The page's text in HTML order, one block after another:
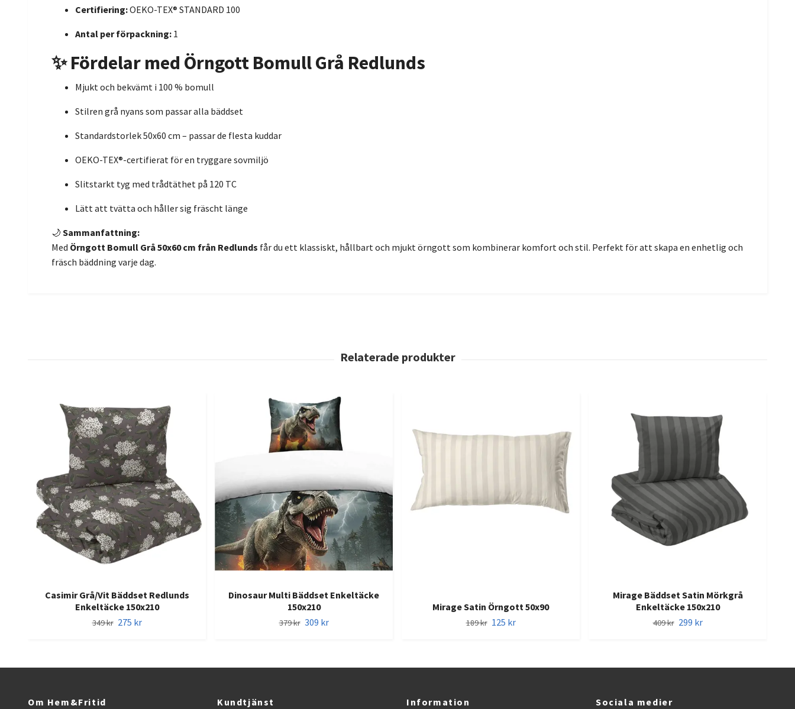
Certifiering:OEKO-TEX® STANDARD 100
Antal per förpackning: 1
✨ Fördelar med Örngott Bomull Grå Redlunds
Mjukt och bekvämt i 100 % bomull
Stilren grå nyans som passar alla bäddset
Standardstorlek 50x60 cm – passar de flesta kuddar
OEKO-TEX®-certifierat för en tryggare sovmiljö
Slitstarkt tyg med trådtäthet på 120 TC
Lätt att tvätta och håller sig fräscht länge
🌙 Sammanfattning:
Med Örngott Bomull Grå 50x60 cm från Redlunds får du ett klassiskt, hållbart och mjukt örngott som kombinerar komfort och stil. Perfekt för att skapa en enhetlig och
fräsch bäddning varje dag.
Casimir Grå/Vit Bäddset Redlunds
Enkeltäcke 150x210
349 kr 275 kr
Dinosaur Multi Bäddset Enkeltäcke
150x210
379 kr 309 kr
Mirage Satin Örngott 50x90
189 kr 125 kr
Mirage Bäddset Satin Mörkgrå
Enkeltäcke 150x210
409 kr 299 kr
Om Hem&Fritid Kundtjänst Information Sociala medier